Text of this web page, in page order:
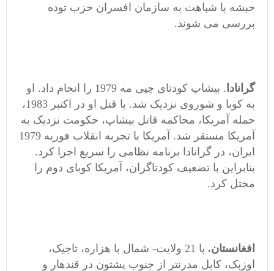
حبشه با شباهت به سازمان افسران حزب توده
بررسی می شوند.
گرانادا
. بیشاپ کودتای چپی مه 1979 را انجام داد. او
به کوبا و شوروی نزدیک شد. با قتل او در اکتبر 1983،
حمله آمریکا، محاکمه قاتل بیشاپ، حکومت نزدیک به
آمریکا مستقر شد. آمریکا با تجربه انقلاب فوریه 1979
ایران، در گرانادا برنامه نظامی را سریع اجرا کرد.
بنابراین با تضعیف کودتاگران، آمریکا کوبای دوم را
مختل کرد.
افغانستان.
با 21 ولایت- شمال با هزاره، تاجیک،
اوزبک، کابل مدرنتر از جنوب پشتون در قندهار و